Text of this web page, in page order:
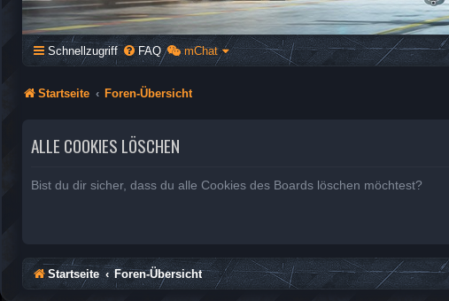
Schnellzugriff FAQ mChat
Startseite Foren-Übersicht
ALLE COOKIES LÖSCHEN
Bist du dir sicher, dass du alle Cookies des Boards löschen möchtest?
Startseite Foren-Übersicht